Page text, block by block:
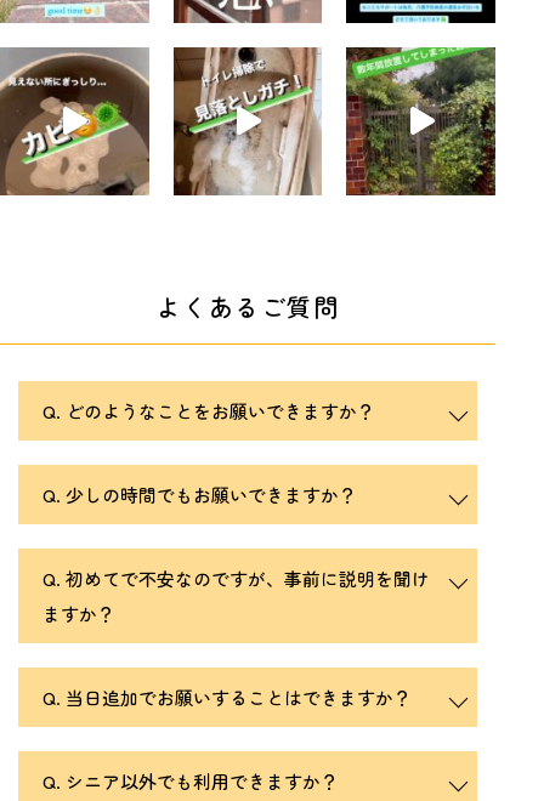
よくあるご質問
どのようなことをお願いできますか？
少しの時間でもお願いできますか？
初めてで不安なのですが、事前に説明を聞け
ますか？
当日追加でお願いすることはできますか？
シニア以外でも利用できますか？